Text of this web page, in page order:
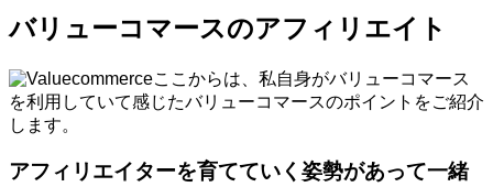
バリューコマースのアフィリエイト
ここからは、私自身がバリューコマース
を利用していて感じたバリューコマースのポイントをご紹介
します。
アフィリエイターを育てていく姿勢があって一緒